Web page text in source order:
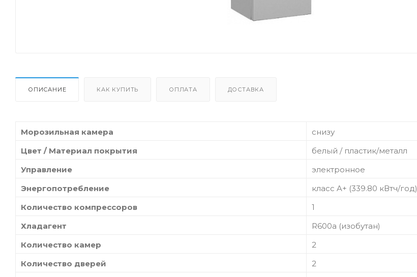
ОПИСАНИЕ КАК КУПИТЬ ОПЛАТА ДОСТАВКА
Морозильная камера
снизу
Цвет / Материал покрытия
белый / пластик/металл
Управление
электронное
Энергопотребление
класс A+ (339.80 кВтч/год)
Количество компрессоров
1
Хладагент
R600a (изобутан)
Количество камер
2
Количество дверей
2